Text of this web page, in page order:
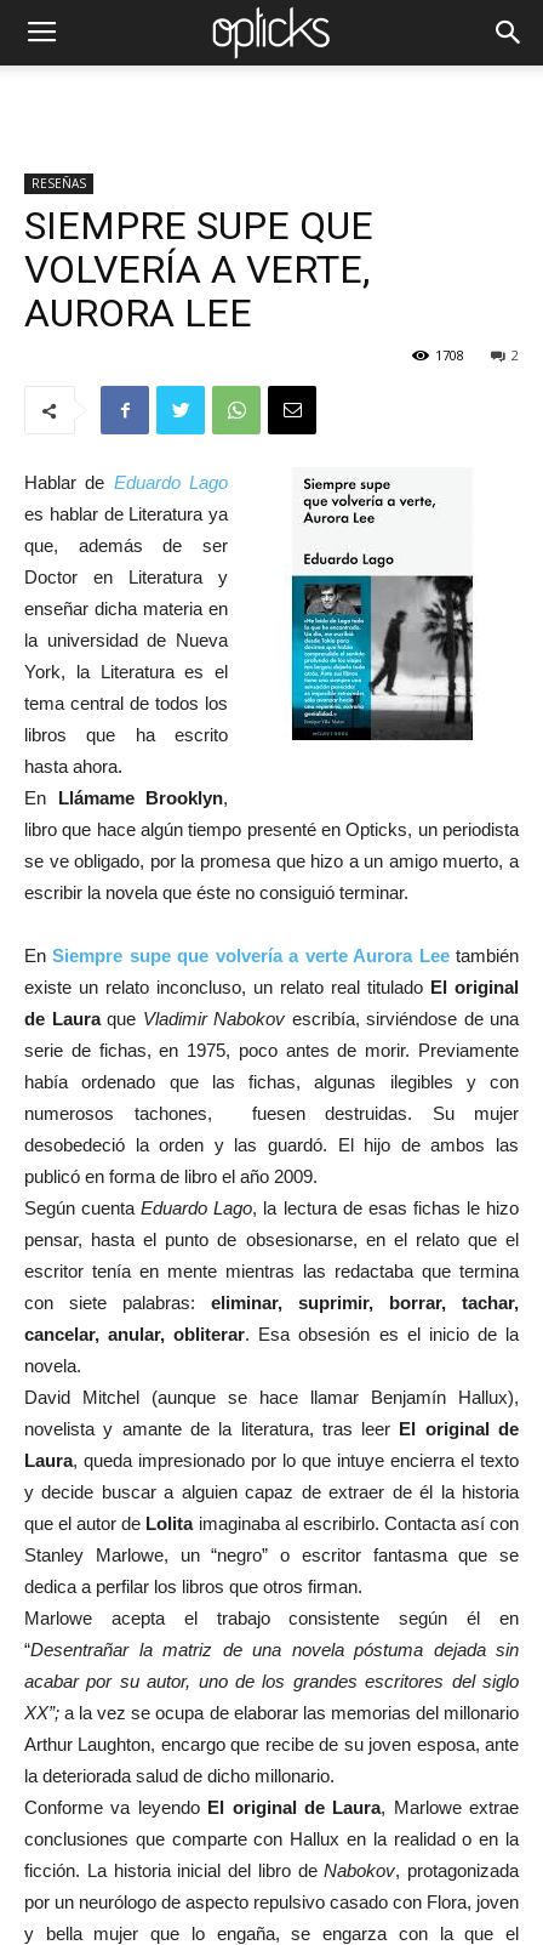
RESEÑAS
SIEMPRE SUPE QUE
VOLVERÍA A VERTE,
AURORA LEE
2
1708
Hablar de Eduardo Lago
es hablar de Literatura ya
que, además de ser
Doctor en Literatura y
enseñar dicha materia en
la universidad de Nueva
York, la Literatura es el
tema central de todos los
libros que ha escrito
hasta ahora.
En Llámame Brooklyn,
libro que hace algún tiempo presenté en Opticks, un periodista
se ve obligado, por la promesa que hizo a un amigo muerto, a
escribir la novela que éste no consiguió terminar.
EnSiempre supe que volvería a verte Aurora Lee también
existe un relato inconcluso, un relato real titulado El original
de Lauraque Vladimir Nabokov escribía, sirviéndose de una
serie de fichas, en 1975, poco antes de morir. Previamente
había ordenado que las fichas, algunas ilegibles y con
numerosos tachones,
fuesen destruidas. Su mujer
desobedeció la orden y las guardó. El hijo de ambos las
publicó en forma de libro el año 2009.
Según cuentaEduardo Lago, la lectura de esas fichas le hizo
pensar, hasta el punto de obsesionarse, en el relato que el
escritor tenía en mente mientras las redactaba que termina
con siete palabras: eliminar, suprimir, borrar, tachar,
cancelar, anular, obliterar. Esa obsesión es el inicio de la
novela.
David Mitchel (aunque se hace llamar Benjamín Hallux),
novelista y amante de la literatura, tras leer El original de
Laura, queda impresionado por lo que intuye encierra el texto
y decide buscar a alguien capaz de extraer de él la historia
que el autor de Lolita imaginaba al escribirlo. Contacta así con
Stanley Marlowe, un “negro” o escritor fantasma que se
dedica a perfilar los libros que otros firman.
Marlowe acepta el trabajo consistente según él en
“Desentrañar la matriz de una novela póstuma dejada sin
acabar por su autor, uno de los grandes escritores del siglo
XX”; a la vez se ocupa de elaborar las memorias del millonario
Arthur Laughton, encargo que recibe de su joven esposa, ante
la deteriorada salud de dicho millonario.
Conforme va leyendo El original de Laura, Marlowe extrae
conclusiones que comparte con Hallux en la realidad o en la
ficción. La historia inicial del libro deNabokov, protagonizada
por un neurólogo de aspecto repulsivo casado con Flora, joven
y bella mujer que lo engaña, se engarza con la que el